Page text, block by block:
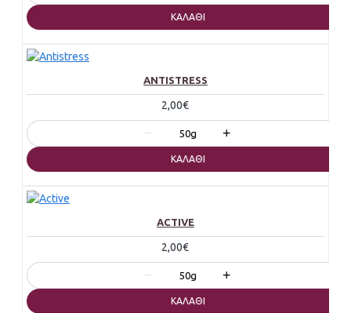
ΚΑΛΆΘΙ
ANTISTRESS
2,00€
− 50g +
ΚΑΛΆΘΙ
ACTIVE
2,00€
− 50g +
ΚΑΛΆΘΙ